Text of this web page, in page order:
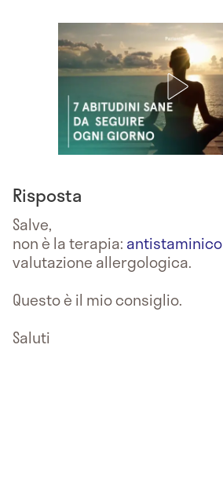
Risposta
Salve,
non è la terapia: antistaminico
valutazione allergologica.
Questo è il mio consiglio.
Saluti